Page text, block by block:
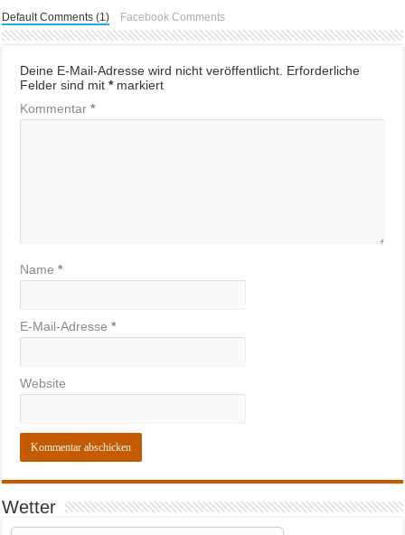
Default Comments (1) Facebook Comments
Deine E-Mail-Adresse wird nicht veröffentlicht. Erforderliche
Felder sind mit*markiert
Kommentar*
Name*
E-Mail-Adresse*
Website
Wetter